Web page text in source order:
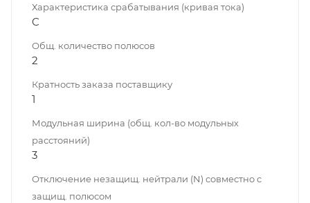
Характеристика срабатывания (кривая тока)
C
Общ. количество полюсов
2
Кратность заказа поставщику
1
Модульная ширина (общ. кол-во модульных
расстояний)
3
Отключение незащищ. нейтрали (N) совместно с
защищ. полюсом